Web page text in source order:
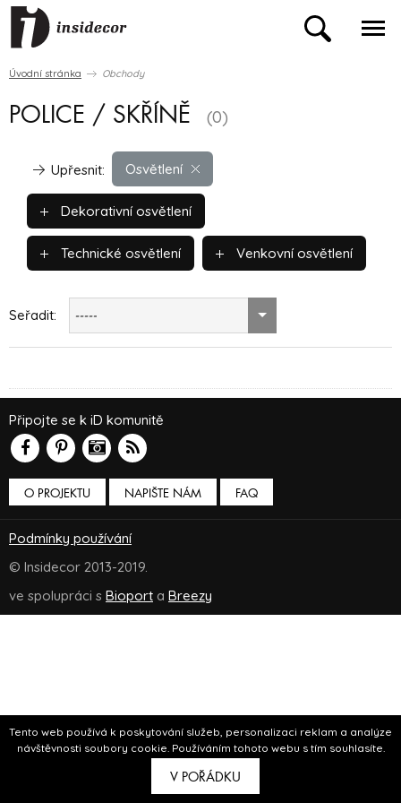
Tento web používá k poskytování služeb, personalizaci reklam a analýze
návštěvnosti soubory cookie. Používáním tohoto webu s tím souhlasíte.
V POŘÁDKU
Úvodní stránka Obchody
POLICE / SKŘÍNĚ (0)
Osvětlení
Upřesnit:
Dekorativní osvětlení
Technické osvětlení Venkovní osvětlení
Seřadit: -----
O PROJEKTU NAPIŠTE NÁM
Připojte se k iD komunitě
FAQ
Podmínky používání
© Insidecor 2013-2019.
ve spolupráci s Bioport a Breezy